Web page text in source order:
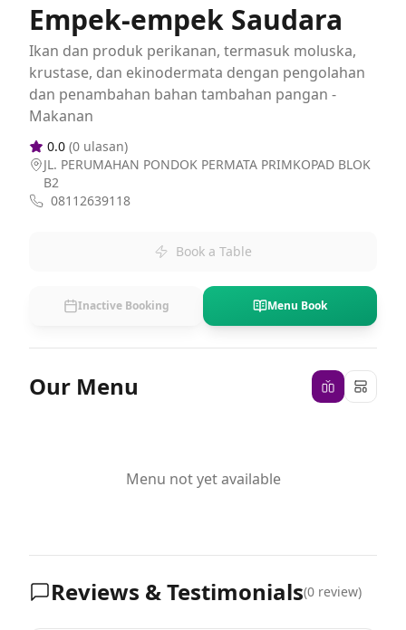
Empek-empek Saudara
Ikan dan produk perikanan, termasuk moluska,
krustase, dan ekinodermata dengan pengolahan
dan penambahan bahan tambahan pangan -
Makanan
0.0 (0 ulasan)
JL. PERUMAHAN PONDOK PERMATA PRIMKOPAD BLOK
B2
08112639118
Book a Table
Inactive Booking Menu Book
Our Menu
Menu not yet available
Reviews & Testimonials(0 review)